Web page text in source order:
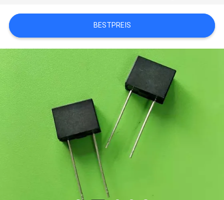
VERBINDUNG
NACHRICHTEN
FORDERN
SIE EIN
ZITAT
BESTPREIS